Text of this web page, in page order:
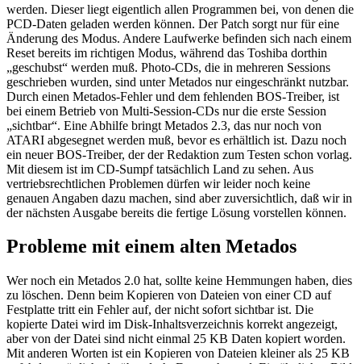
werden. Dieser liegt eigentlich allen Programmen bei, von denen die
PCD-Daten geladen werden können. Der Patch sorgt nur für eine
Änderung des Modus. Andere Laufwerke befinden sich nach einem
Reset bereits im richtigen Modus, während das Toshiba dorthin
„geschubst“ werden muß. Photo-CDs, die in mehreren Sessions
geschrieben wurden, sind unter Metados nur eingeschränkt nutzbar.
Durch einen Metados-Fehler und dem fehlenden BOS-Treiber, ist
bei einem Betrieb von Multi-Session-CDs nur die erste Session
„sichtbar“. Eine Abhilfe bringt Metados 2.3, das nur noch von
ATARI abgesegnet werden muß, bevor es erhältlich ist. Dazu noch
ein neuer BOS-Treiber, der der Redaktion zum Testen schon vorlag.
Mit diesem ist im CD-Sumpf tatsächlich Land zu sehen. Aus
vertriebsrechtlichen Problemen dürfen wir leider noch keine
genauen Angaben dazu machen, sind aber zuversichtlich, daß wir in
der nächsten Ausgabe bereits die fertige Lösung vorstellen können.
Probleme mit einem alten Metados
Wer noch ein Metados 2.0 hat, sollte keine Hemmungen haben, dies
zu löschen. Denn beim Kopieren von Dateien von einer CD auf
Festplatte tritt ein Fehler auf, der nicht sofort sichtbar ist. Die
kopierte Datei wird im Disk-Inhaltsverzeichnis korrekt angezeigt,
aber von der Datei sind nicht einmal 25 KB Daten kopiert worden.
Mit anderen Worten ist ein Kopieren von Dateien kleiner als 25 KB